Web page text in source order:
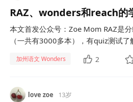
RAZ、wonders和reach的
本文首发公众号：Zoe Mom RAZ是
（一共有3000多本），有quiz测试
加州语文 Wonders 2
love zoe 13岁